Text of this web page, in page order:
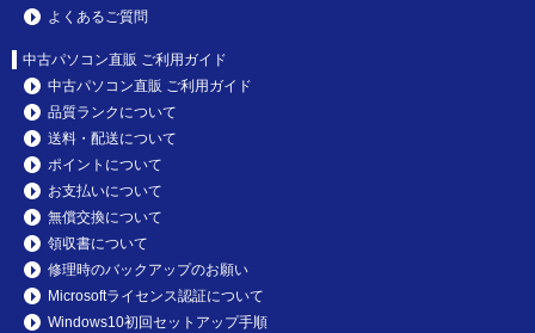
よくあるご質問
中古パソコン直販 ご利用ガイド
中古パソコン直販 ご利用ガイド
品質ランクについて
送料・配送について
ポイントについて
お支払いについて
無償交換について
領収書について
修理時のバックアップのお願い
Microsoftライセンス認証について
Windows10初回セットアップ手順